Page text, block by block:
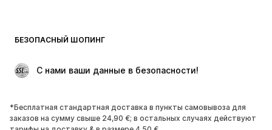
Поводы
ЭКСКЛЮЗИВ
ОБУВЬ
БЕЗОПАСНЫЙ ШОПИНГ
С нами ваши данные в безопасности!
*Бесплатная стандартная доставка в пункты самовывоза для
заказов на сумму свыше 24,90 €; в остальных случаях действуют